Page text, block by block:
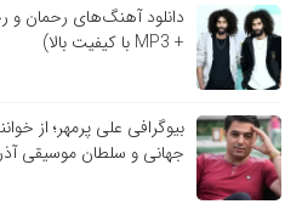
دانلود آهنگ‌های رحمان و
+ MP3 با کیفیت بالا)
بیوگرافی علی پرمهر؛ از
جهانی و سلطان موسیقی